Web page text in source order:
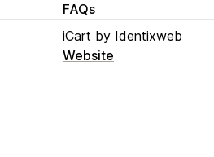
FAQs
iCart by Identixweb
Website